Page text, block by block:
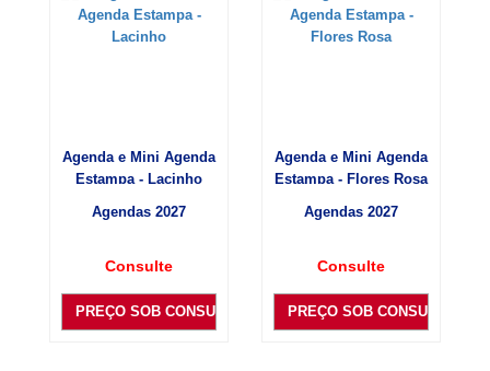
Agenda e Mini Agenda
Estampa - Lacinho
Agendas 2027
Consulte
PREÇO SOB CONSULTA
Agenda e Mini Agenda
Estampa - Flores Rosa
Agendas 2027
Consulte
PREÇO SOB CONSULTA